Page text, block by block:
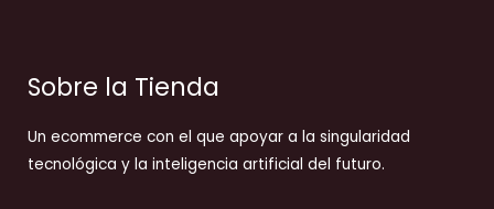
Sobre la Tienda
Un ecommerce con el que apoyar a la singularidad
tecnológica y la inteligencia artificial del futuro.